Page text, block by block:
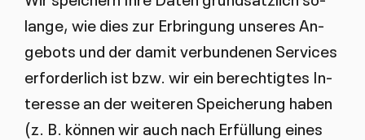
lan­ge, wie dies zur Er­brin­gung un­se­res An­
ge­bots und der da­mit ver­bun­de­nen Ser­vices
er­for­der­lich ist bzw. wir ein be­rech­tig­tes In­
ter­es­se an der wei­te­ren Spei­che­rung ha­ben
(z. B. kön­nen wir auch nach Er­fül­lung ei­nes